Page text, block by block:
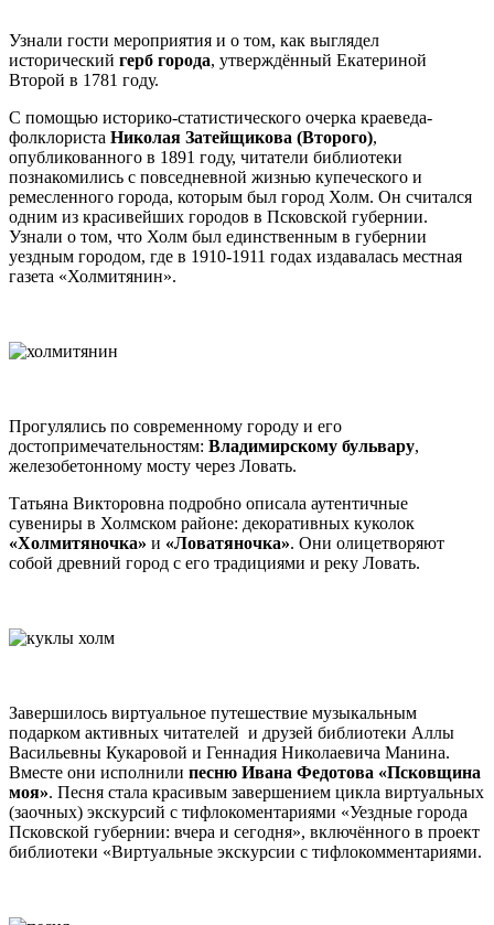
Узнали гости мероприятия и о том, как выглядел
исторический герб города, утверждённый Екатериной
Второй в 1781 году.
С помощью историко-статистического очерка краеведа-
фолклориста Николая Затейщикова (Второго),
опубликованного в 1891 году, читатели библиотеки
познакомились с повседневной жизнью купеческого и
ремесленного города, которым был город Холм. Он считался
одним из красивейших городов в Псковской губернии.
Узнали о том, что Холм был единственным в губернии
уездным городом, где в 1910-1911 годах издавалась местная
газета «Холмитянин».
Прогулялись по современному городу и его
достопримечательностям: Владимирскому бульвару,
железобетонному мосту через Ловать.
Татьяна Викторовна подробно описала аутентичные
сувениры в Холмском районе: декоративных куколок
«Холмитяночка» и «Ловатяночка». Они олицетворяют
собой древний город с его традициями и реку Ловать.
Завершилось виртуальное путешествие музыкальным
подарком активных читателей и друзей библиотеки Аллы
Васильевны Кукаровой и Геннадия Николаевича Манина.
Вместе они исполнили песню Ивана Федотова «Псковщина
моя». Песня стала красивым завершением цикла виртуальных
(заочных) экскурсий с тифлокоментариями «Уездные города
Псковской губернии: вчера и сегодня», включённого в проект
библиотеки «Виртуальные экскурсии с тифлокомментариями.